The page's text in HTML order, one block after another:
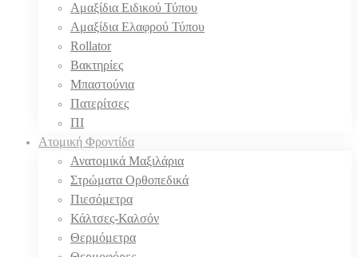
Αμαξίδια Ειδικού Τύπου
Αμαξίδια Ελαφρού Τύπου
Rollator
Βακτηρίες
Μπαστούνια
Πατερίτσες
ΠΙ
Ατομική Φροντίδα
Ανατομικά Μαξιλάρια
Στρώματα Ορθοπεδικά
Πιεσόμετρα
Κάλτσες-Καλσόν
Θερμόμετρα